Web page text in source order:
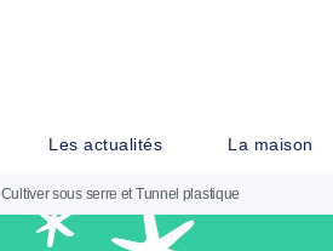
Les actualités La maison
Cultiver sous serre et Tunnel plastique